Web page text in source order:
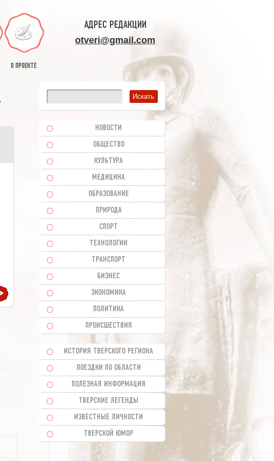
О ПРОЕКТЕ
АДРЕС РЕДАКЦИИ
otveri@gmail.com
НОВОСТИ
ОБЩЕСТВО
КУЛЬТУРА
МЕДИЦИНА
ОБРАЗОВАНИЕ
ПРИРОДА
СПОРТ
ТЕХНОЛОГИИ
ТРАНСПОРТ
БИЗНЕС
ЭКОНОМИКА
ПОЛИТИКА
ПРОИСШЕСТВИЯ
ИСТОРИЯ ТВЕРСКОГО РЕГИОНА
ПОЕЗДКИ ПО ОБЛАСТИ
ПОЛЕЗНАЯ ИНФОРМАЦИЯ
ТВЕРСКИЕ ЛЕГЕНДЫ
ИЗВЕСТНЫЕ ЛИЧНОСТИ
ТВЕРСКОЙ ЮМОР